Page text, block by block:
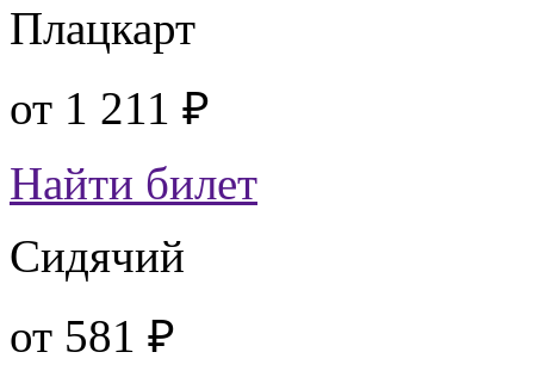
Плацкарт
от 1 211 ₽
Найти билет
Сидячий
от 581 ₽